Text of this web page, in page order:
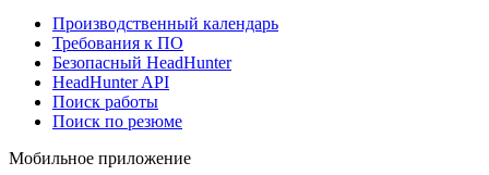
Производственный календарь
Требования к ПО
Безопасный HeadHunter
HeadHunter API
Поиск работы
Поиск по резюме
Мобильное приложение